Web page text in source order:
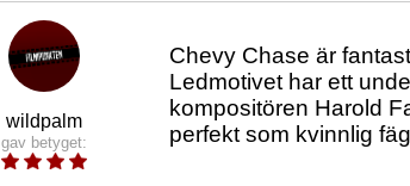
wildpalm
gav betyget:
Chevy Chase är
Ledmotivet har ett
kompositören Harold
perfekt som kvinnlig